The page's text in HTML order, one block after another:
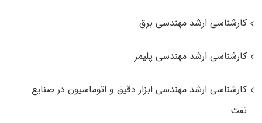
کارشناسی ارشد مهندسی برق
کارشناسی ارشد مهندسی پلیمر
کارشناسی ارشد مهندسی ابزار دقیق و اتوماسیون در صنایع
نفت